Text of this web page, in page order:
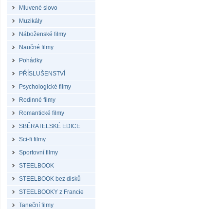
Mluvené slovo
Muzikály
Náboženské filmy
Naučné filmy
Pohádky
PŘÍSLUŠENSTVÍ
Psychologické filmy
Rodinné filmy
Romantické filmy
SBĚRATELSKÉ EDICE
Sci-fi filmy
Sportovní filmy
STEELBOOK
STEELBOOK bez disků
STEELBOOKY z Francie
Taneční filmy